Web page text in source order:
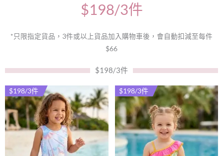
$198/3件
*只限指定貨品，3件或以上貨品加入購物車後，會自動扣減至每件
$66
$198/3件
$198/3件
此
產
品
有
多
種
$198/3件
此
產
品
有
多
種